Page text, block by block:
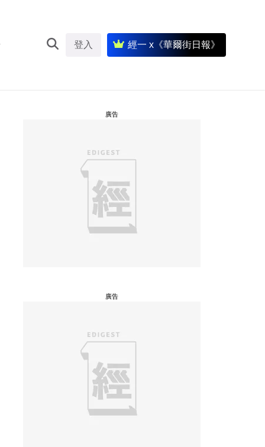
登入 經一 x《華爾街日報》
廣告
廣告